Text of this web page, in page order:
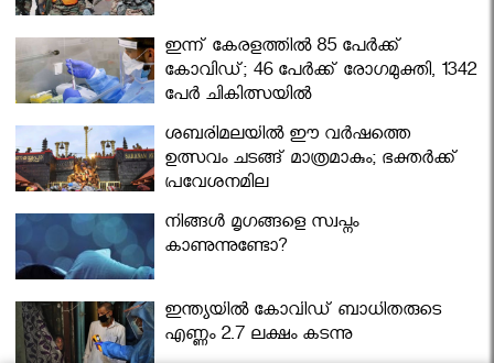
ഇന്ന് കേരളത്തിൽ 85 പേർക്ക്
കോവിഡ്; 46 പേർക്ക് രോഗമുക്തി, 1342
പേർ ചികിത്സയിൽ
ശബരിമലയില്‍ ഈ വർഷത്തെ
ഉത്സവം ചടങ്ങ് മാത്രമാകും; ഭക്തർക്ക്
പ്രവേശനമില്ല
നിങ്ങള്‍ മൃഗങ്ങളെ സ്വപ്നം
കാണുന്നുണ്ടോ?
ഇന്ത്യയിൽ കോവിഡ് ബാധിതരുടെ
എണ്ണം 2.7 ലക്ഷം കടന്നു